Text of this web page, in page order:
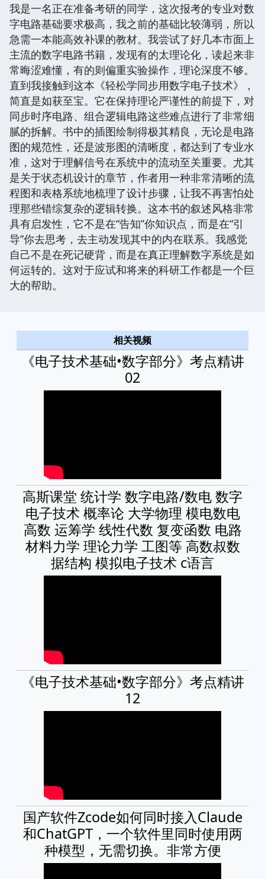
我是一名正在准备考研的同学，这次报考的专业对数
字电路基础要求极高，我之前的基础比较薄弱，所以
急需一本能高效补课的教材。我尝试了好几本市面上
主流的数字电路书籍，发现有的太理论化，读起来非
常晦涩难懂，有的则偏重实验操作，理论深度不够。
直到我接触到这本《轻松学同步用数字电子技术》，
简直是如获至宝。它在保持理论严谨性的前提下，对
同步时序电路、组合逻辑电路这些难点进行了非常细
腻的拆解。书中的插图绘制得极其精良，无论是电路
图的规范性，还是波形图的清晰度，都达到了专业水
准，这对于理解信号在系统中的流动至关重要。尤其
是关于状态机设计的章节，作者用一种非常清晰的流
程图和表格系统地梳理了设计步骤，让我不再害怕处
理那些错综复杂的逻辑转换。这本书的叙述风格非常
具有启发性，它不是在“告知”你知识点，而是在“引
导”你去思考，去主动发现其中的内在联系。我感觉
自己不是在死记硬背，而是在真正理解数字系统是如
何运转的。这对于应试和将来的科研工作都是一个巨
大的帮助。
相关视频
《电子技术基础•数字部分》考点精讲
02
高斯课堂 统计学 数字电路/数电 数字
电子技术 概率论 大学物理 模电数电
高数 运筹学 线性代数 复变函数 电路
材料力学 理论力学 工图等 高数叔数
据结构 模拟电子技术 c语言
《电子技术基础•数字部分》考点精讲
12
国产软件Zcode如何同时接入Claude
和ChatGPT，一个软件里同时使用两
种模型，无需切换。非常方便